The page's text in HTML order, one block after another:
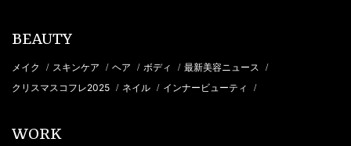
BEAUTY
メイク / スキンケア / ヘア / ボディ / 最新美容ニュース /
クリスマスコフレ2025 / ネイル / インナービューティ /
WORK